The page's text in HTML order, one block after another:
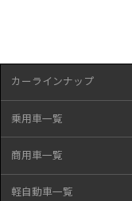
カーラインナップ
乗用車一覧
商用車一覧
軽自動車一覧